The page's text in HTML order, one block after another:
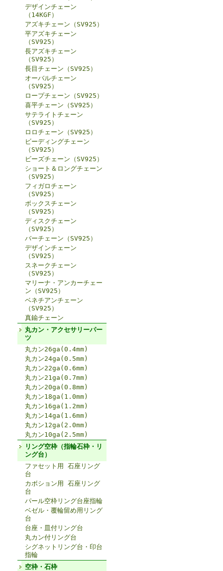
デザインチェーン
（14KGF）
アズキチェーン（SV925）
平アズキチェーン
（SV925）
長アズキチェーン
（SV925）
長目チェーン（SV925）
オーバルチェーン
（SV925）
ロープチェーン（SV925）
喜平チェーン（SV925）
サテライトチェーン
（SV925）
ロロチェーン（SV925）
ビーディングチェーン
（SV925）
ビーズチェーン（SV925）
ショート＆ロングチェーン
（SV925）
フィガロチェーン
（SV925）
ボックスチェーン
（SV925）
ディスクチェーン
（SV925）
バーチェーン（SV925）
デザインチェーン
（SV925）
スネークチェーン
（SV925）
マリーナ・アンカーチェー
ン（SV925）
ベネチアンチェーン
（SV925）
真鍮チェーン
丸カン・アクセサリーパー
ツ
丸カン26ga(0.4mm)
丸カン24ga(0.5mm)
丸カン22ga(0.6mm)
丸カン21ga(0.7mm)
丸カン20ga(0.8mm)
丸カン18ga(1.0mm)
丸カン16ga(1.2mm)
丸カン14ga(1.6mm)
丸カン12ga(2.0mm)
丸カン10ga(2.5mm)
リング空枠（指輪石枠・リ
ング台）
ファセット用 石座リング
台
カボション用 石座リング
台
パール空枠リング台座指輪
ベゼル・覆輪留め用リング
台
台座・皿付リング台
丸カン付リング台
シグネットリング台・印台
指輪
空枠・石枠